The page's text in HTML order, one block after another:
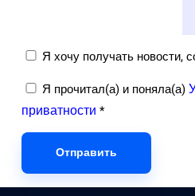
Я хочу получать новости,
Я прочитал(а) и поняла(а)
приватности *
Отправить